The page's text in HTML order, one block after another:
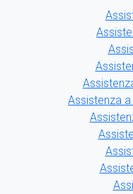
Assistenza